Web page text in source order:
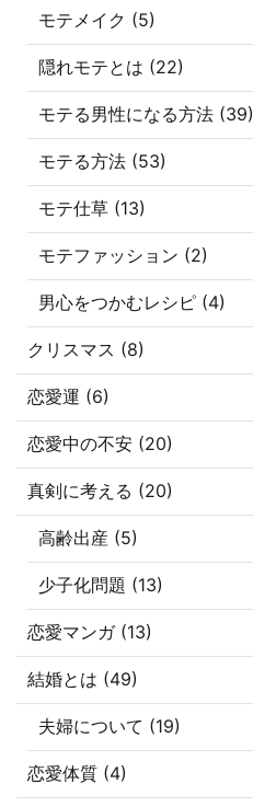
モテメイク (5)
隠れモテとは (22)
モテる男性になる方法 (39)
モテる方法 (53)
モテ仕草 (13)
モテファッション (2)
男心をつかむレシピ (4)
クリスマス (8)
恋愛運 (6)
恋愛中の不安 (20)
真剣に考える (20)
高齢出産 (5)
少子化問題 (13)
恋愛マンガ (13)
結婚とは (49)
夫婦について (19)
恋愛体質 (4)